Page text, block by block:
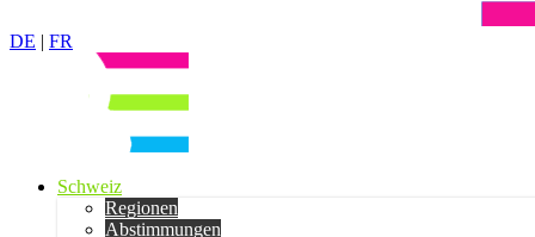
DE | FR
Schweiz
Regionen
Abstimmungen